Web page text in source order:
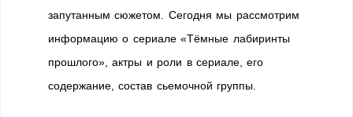
запутанным сюжетом. Сегодня мы рассмотрим
информацию о сериале «Тёмные лабиринты
прошлого», актры и роли в сериале, его
содержание, состав сьемочной группы.